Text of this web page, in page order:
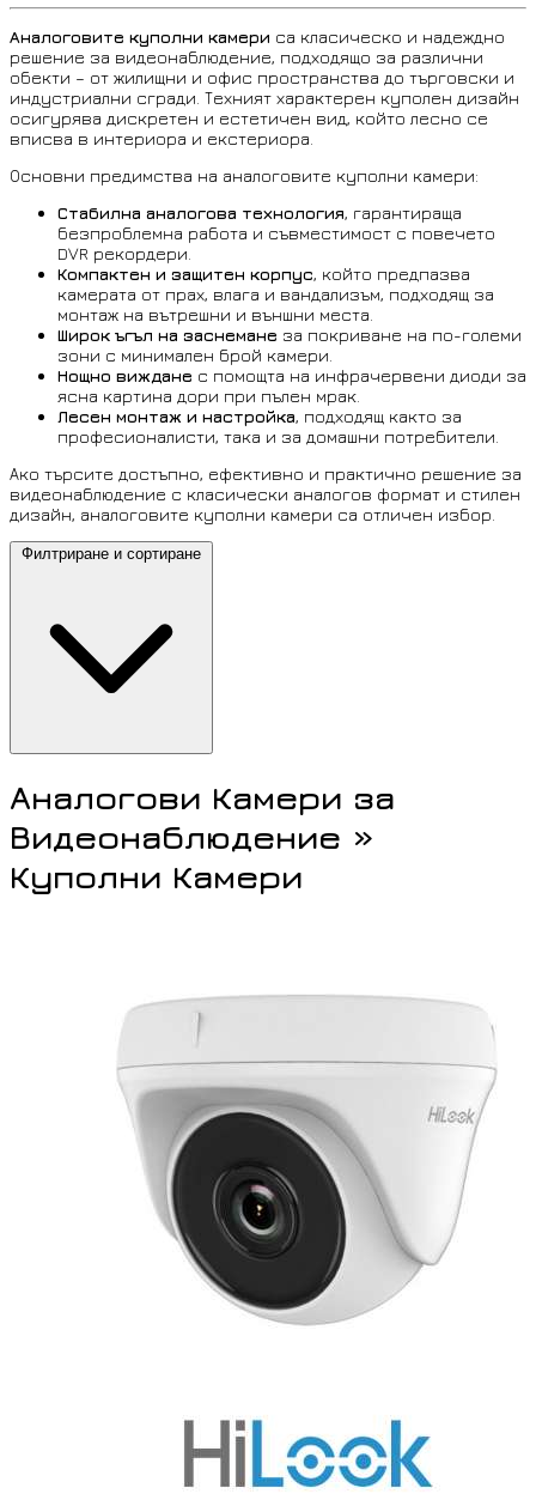
Аналоговите куполни камери са класическо и надеждно
решение за видеонаблюдение, подходящо за различни
обекти – от жилищни и офис пространства до търговски и
индустриални сгради. Техният характерен куполен дизайн
осигурява дискретен и естетичен вид, който лесно се
вписва в интериора и екстериора.
Основни предимства на аналоговите куполни камери:
Стабилна аналогова технология, гарантираща
безпроблемна работа и съвместимост с повечето
DVR рекордери.
Компактен и защитен корпус, който предпазва
камерата от прах, влага и вандализъм, подходящ за
монтаж на вътрешни и външни места.
Широк ъгъл на заснемане за покриване на по-големи
зони с минимален брой камери.
Нощно виждане с помощта на инфрачервени диоди за
ясна картина дори при пълен мрак.
Лесен монтаж и настройка, подходящ както за
професионалисти, така и за домашни потребители.
Ако търсите достъпно, ефективно и практично решение за
видеонаблюдение с класически аналогов формат и стилен
дизайн, аналоговите куполни камери са отличен избор.
Филтриране и сортиране
Аналогови Камери за
Видеонаблюдение »
Куполни Камери